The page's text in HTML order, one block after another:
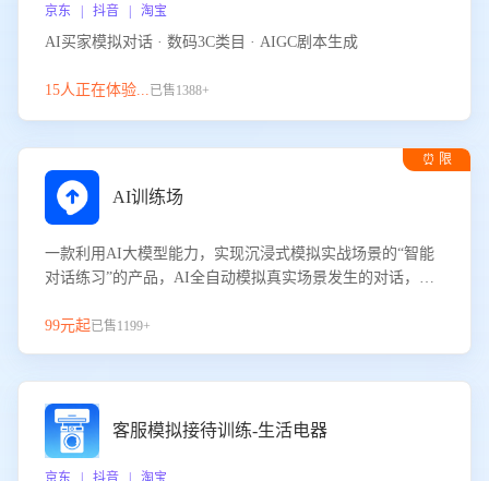
京东 | 抖音 | 淘宝
AI买家模拟对话 · 数码3C类目 · AIGC剧本生成
15人正在体验...已售1388+
⏰ 限
AI训练场
一款利用AI大模型能力，实现沉浸式模拟实战场景的“智能
对话练习”的产品，AI全自动模拟真实场景发生的对话，企
服能力。
99元起已售1199+
客服模拟接待训练-生活电器
京东 | 抖音 | 淘宝